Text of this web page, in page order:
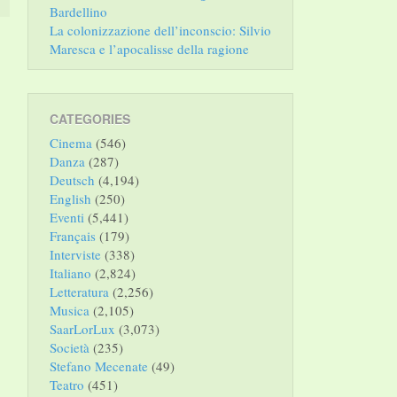
Bardellino
La colonizzazione dell’inconscio: Silvio
Maresca e l’apocalisse della ragione
CATEGORIES
Cinema (546)
Danza (287)
Deutsch (4,194)
English (250)
Eventi (5,441)
Français (179)
Interviste (338)
Italiano (2,824)
Letteratura (2,256)
Musica (2,105)
SaarLorLux (3,073)
Società (235)
Stefano Mecenate (49)
Teatro (451)